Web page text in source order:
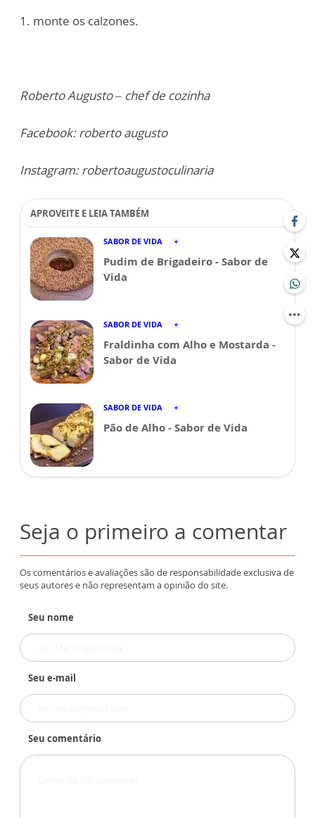
1. monte os calzones.
Roberto Augusto – chef de cozinha
Facebook: roberto augusto
Instagram: robertoaugustoculinaria
APROVEITE E LEIA TAMBÉM
SABOR DE VIDA
Pudim de Brigadeiro - Sabor de
Vida
SABOR DE VIDA
Fraldinha com Alho e Mostarda -
Sabor de Vida
SABOR DE VIDA
Pão de Alho - Sabor de Vida
Seja o primeiro a comentar
Os comentários e avaliações são de responsabilidade exclusiva de
seus autores e não representam a opinião do site.
Seu nome
Seu e-mail
Seu comentário